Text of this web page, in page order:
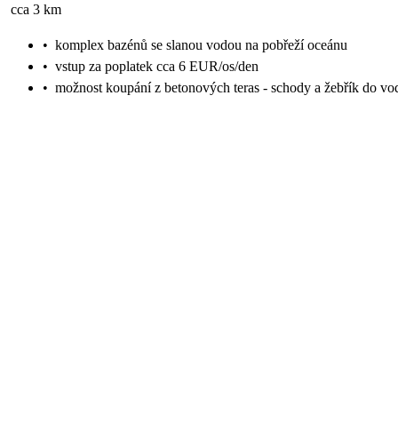
cca 3 km
• komplex bazénů se slanou vodou na pobřeží oceánu
• vstup za poplatek cca 6 EUR/os/den
• možnost koupání z betonových teras - schody a žebřík do